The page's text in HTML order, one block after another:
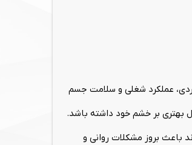
عملکرد شغلی و سلامت جسم
بهتری بر خشم خود داشته باشد.
باعث بروز مشکلات روانی و